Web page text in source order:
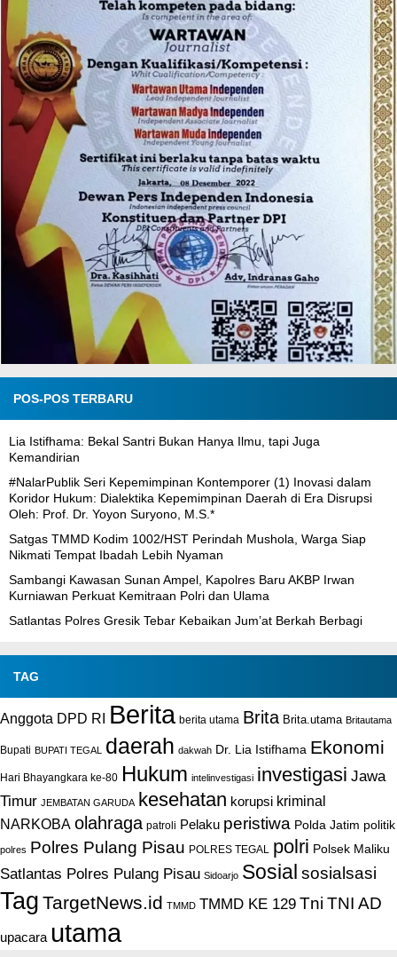
POS-POS TERBARU
Lia Istifhama: Bekal Santri Bukan Hanya Ilmu, tapi Juga
Kemandirian
#NalarPublik Seri Kepemimpinan Kontemporer (1) Inovasi dalam
Koridor Hukum: Dialektika Kepemimpinan Daerah di Era Disrupsi
Oleh: Prof. Dr. Yoyon Suryono, M.S.*
Satgas TMMD Kodim 1002/HST Perindah Mushola, Warga Siap
Nikmati Tempat Ibadah Lebih Nyaman
Sambangi Kawasan Sunan Ampel, Kapolres Baru AKBP Irwan
Kurniawan Perkuat Kemitraan Polri dan Ulama
Satlantas Polres Gresik Tebar Kebaikan Jum’at Berkah Berbagi
TAG
Anggota DPD RI Berita berita utama Brita Brita.utama Britautama
Bupati BUPATI TEGAL daerah dakwah Dr. Lia Istifhama Ekonomi
Hari Bhayangkara ke-80 Hukum intelinvestigasi investigasi Jawa
Timur JEMBATAN GARUDA kesehatan korupsi kriminal
NARKOBA olahraga patroli Pelaku peristiwa Polda Jatim politik
polres Polres Pulang Pisau POLRES TEGAL polri Polsek Maliku
Satlantas Polres Pulang Pisau Sidoarjo Sosial sosialsasi
Tag TargetNews.id TMMD TMMD KE 129 Tni TNI AD
upacara utama